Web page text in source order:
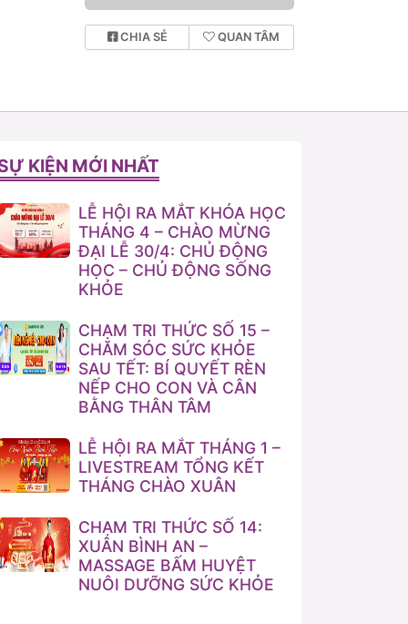
CHIA SẺ QUAN TÂM
KIỆN MỚI NHẤT
LỄ HỘI RA MẮT KHÓA HỌC
THÁNG 4 – CHÀO MỪNG
ĐẠI LỄ 30/4: CHỦ ĐỘNG
HỌC – CHỦ ĐỘNG SỐNG
KHỎE
CHẠM TRI THỨC SỐ 15 –
CHĂM SÓC SỨC KHỎE
SAU TẾT: BÍ QUYẾT RÈN
NẾP CHO CON VÀ CÂN
BẰNG THÂN TÂM
LỄ HỘI RA MẮT THÁNG 1 –
LIVESTREAM TỔNG KẾT
THÁNG CHÀO XUÂN
CHẠM TRI THỨC SỐ 14:
XUÂN BÌNH AN –
MASSAGE BẤM HUYỆT
NUÔI DƯỠNG SỨC KHỎE